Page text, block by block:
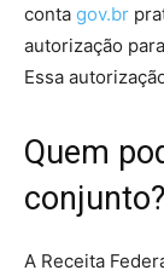
conta gov.br
autorização
Essa
Quem
conjunto?
A Receita